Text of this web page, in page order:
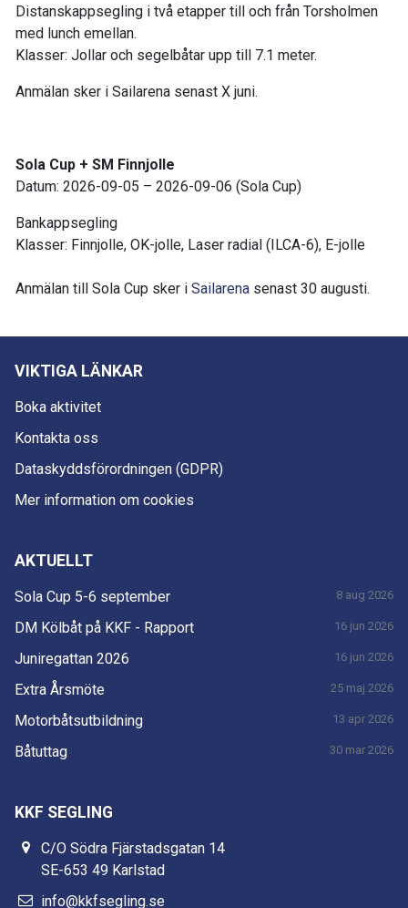
Distanskappsegling i två etapper till och från Torsholmen
med lunch emellan.
Klasser: Jollar och segelbåtar upp till 7.1 meter.
Anmälan sker i Sailarena senast X juni.
Sola Cup + SM Finnjolle
Datum: 2026-09-05 – 2026-09-06 (Sola Cup)
Bankappsegling
Klasser: Finnjolle, OK-jolle, Laser radial (ILCA-6), E-jolle
Anmälan till Sola Cup sker i Sailarena senast 30 augusti.
VIKTIGA LÄNKAR
Boka aktivitet
Kontakta oss
Dataskyddsförordningen (GDPR)
Mer information om cookies
AKTUELLT
Sola Cup 5-6 september 8 aug 2026
DM Kölbåt på KKF - Rapport 16 jun 2026
Juniregattan 2026 16 jun 2026
Extra Årsmöte 25 maj 2026
Motorbåtsutbildning 13 apr 2026
Båtuttag 30 mar 2026
KKF SEGLING
C/O Södra Fjärstadsgatan 14
SE-653 49 Karlstad
info@kkfsegling.se